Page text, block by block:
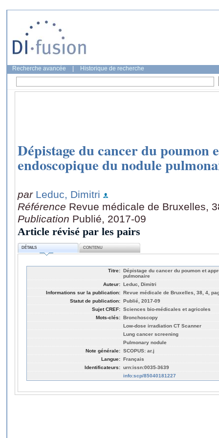
Recherche avancée Historique de recherche
Dépistage du cancer du poumon
endoscopique du nodule
par Leduc, Dimitri
Référence Revue médicale de Bruxelles,
Publication Publié, 2017-09
Article révisé par les pairs
DÉTAILS CONTENU
Titre: Dépistage du cancer du poumon et
pulmonaire
Auteur: Leduc, Dimitri
Informations sur la publication: Revue médicale de Bruxelles, 38, 4,
Statut de publication: Publié, 2017-09
Sujet CREF: Sciences bio-médicales et agricoles
Mots-clés: Bronchoscopy
Low-dose irradiation CT Scanner
Lung cancer screening
Pulmonary nodule
Note générale: SCOPUS: ar.j
Langue: Français
Identificateurs: urn:issn:0035-3639
info:scp/85040181227